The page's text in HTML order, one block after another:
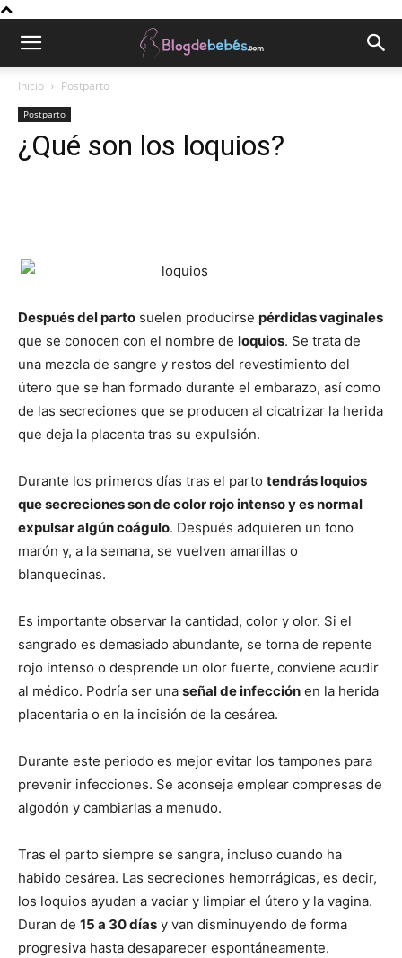
Inicio Postparto
Postparto
¿Qué son los loquios?
Después del parto suelen producirse pérdidas vaginales
que se conocen con el nombre de loquios. Se trata de
una mezcla de sangre y restos del revestimiento del
útero que se han formado durante el embarazo, así como
de las secreciones que se producen al cicatrizar la herida
que deja la placenta tras su expulsión.
Durante los primeros días tras el parto tendrás loquios
que secreciones son de color rojo intenso y es normal
expulsar algún coágulo. Después adquieren un tono
marón y, a la semana, se vuelven amarillas o
blanquecinas.
Es importante observar la cantidad, color y olor. Si el
sangrado es demasiado abundante, se torna de repente
rojo intenso o desprende un olor fuerte, conviene acudir
al médico. Podría ser una señal de infección en la herida
placentaria o en la incisión de la cesárea.
Durante este periodo es mejor evitar los tampones para
prevenir infecciones. Se aconseja emplear compresas de
algodón y cambiarlas a menudo.
Tras el parto siempre se sangra, incluso cuando ha
habido cesárea. Las secreciones hemorrágicas, es decir,
los loquios ayudan a vaciar y limpiar el útero y la vagina.
Duran de 15 a 30 días y van disminuyendo de forma
progresiva hasta desaparecer espontáneamente.